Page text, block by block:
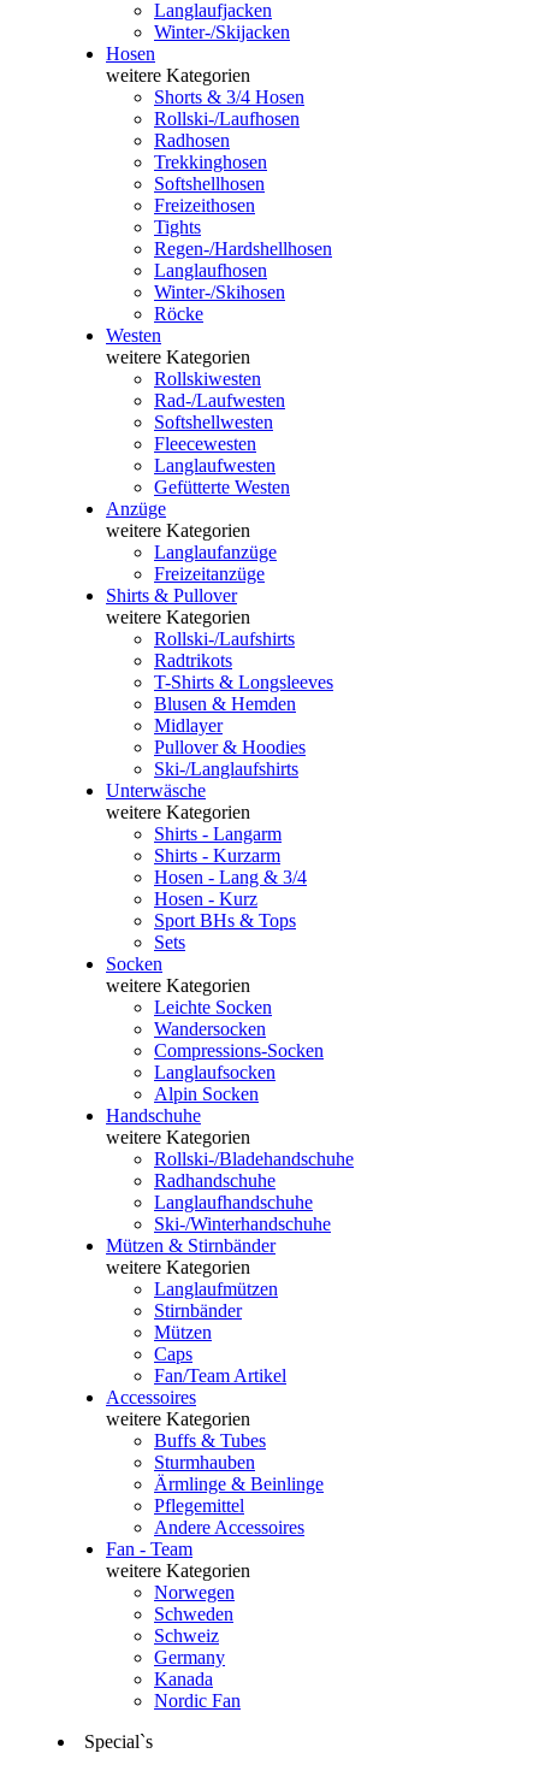
Langlaufjacken
Winter-/Skijacken
Hosen
weitere Kategorien
Shorts & 3/4 Hosen
Rollski-/Laufhosen
Radhosen
Trekkinghosen
Softshellhosen
Freizeithosen
Tights
Regen-/Hardshellhosen
Langlaufhosen
Winter-/Skihosen
Röcke
Westen
weitere Kategorien
Rollskiwesten
Rad-/Laufwesten
Softshellwesten
Fleecewesten
Langlaufwesten
Gefütterte Westen
Anzüge
weitere Kategorien
Langlaufanzüge
Freizeitanzüge
Shirts & Pullover
weitere Kategorien
Rollski-/Laufshirts
Radtrikots
T-Shirts & Longsleeves
Blusen & Hemden
Midlayer
Pullover & Hoodies
Ski-/Langlaufshirts
Unterwäsche
weitere Kategorien
Shirts - Langarm
Shirts - Kurzarm
Hosen - Lang & 3/4
Hosen - Kurz
Sport BHs & Tops
Sets
Socken
weitere Kategorien
Leichte Socken
Wandersocken
Compressions-Socken
Langlaufsocken
Alpin Socken
Handschuhe
weitere Kategorien
Rollski-/Bladehandschuhe
Radhandschuhe
Langlaufhandschuhe
Ski-/Winterhandschuhe
Mützen & Stirnbänder
weitere Kategorien
Langlaufmützen
Stirnbänder
Mützen
Caps
Fan/Team Artikel
Accessoires
weitere Kategorien
Buffs & Tubes
Sturmhauben
Ärmlinge & Beinlinge
Pflegemittel
Andere Accessoires
Fan - Team
weitere Kategorien
Norwegen
Schweden
Schweiz
Germany
Kanada
Nordic Fan
Special`s